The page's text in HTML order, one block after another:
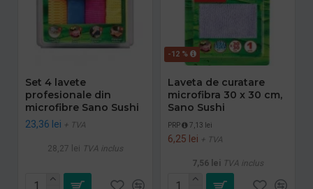
Set 4 lavete
profesionale din
microfibre Sano Sushi
23,36 lei + TVA
28,27 lei TVA inclus
-12 %
Laveta de curatare
microfibra 30 x 30 cm,
Sano Sushi
PRP 7,13 lei
6,25 lei + TVA
7,56 lei TVA inclus